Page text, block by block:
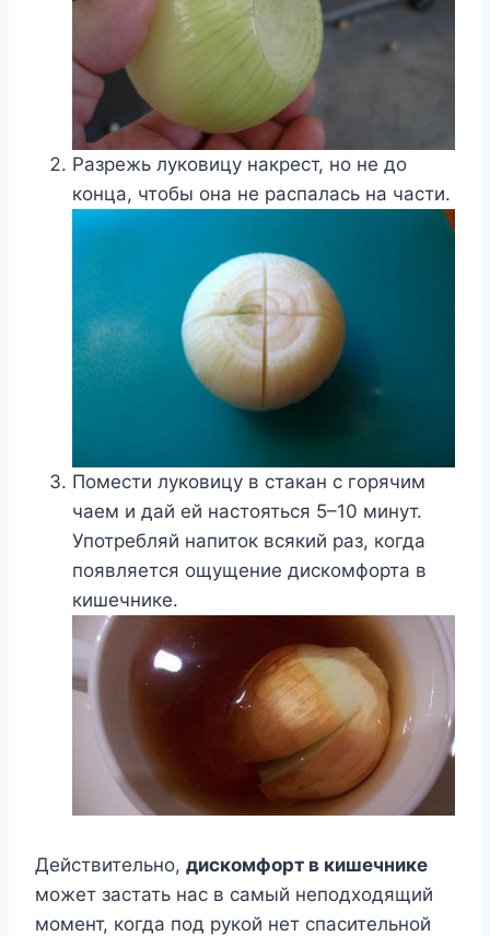
Разрежь луковицу накрест, но не до
конца, чтобы она не распалась на части.
Помести луковицу в стакан с горячим
чаем и дай ей настояться 5–10 минут.
Употребляй напиток всякий раз, когда
появляется ощущение дискомфорта в
кишечнике.
Действительно, дискомфорт в кишечнике
может застать нас в самый неподходящий
момент, когда под рукой нет спасительной